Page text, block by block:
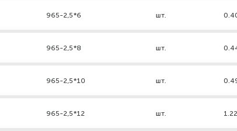
965-2,5*6 шт.
965-2,5*8 шт.
965-2,5*10 шт.
965-2,5*12 шт.